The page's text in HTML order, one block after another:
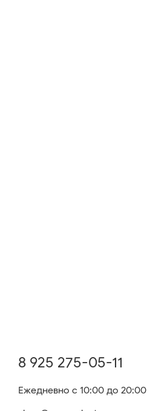
8 925 275-05-11
Ежедневно с 10:00 до 20:00